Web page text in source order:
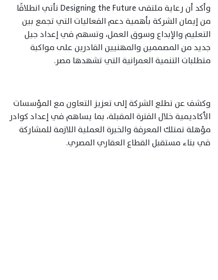
وأكد أن رعاية ملتقى Designing the Future تأتي انطلاقًا
من إيمان الشركة بأهمية دعم الفعاليات التي تجمع بين
التعليم والإبداع وسوق العمل، وتسهم في إعداد جيل
جديد من المصممين والمهنيين القادرين على مواكبة
متطلبات التنمية العمرانية التي تشهدها مصر.
وكشف عن تطلع الشركة إلى تعزيز التعاون مع المؤسسات
الأكاديمية خلال الفترة المقبلة، بما يساهم في إعداد كوادر
مؤهلة تمتلك المعرفة والخبرة العملية اللازمة للمشاركة
في بناء مستقبل القطاع العقاري المصري.